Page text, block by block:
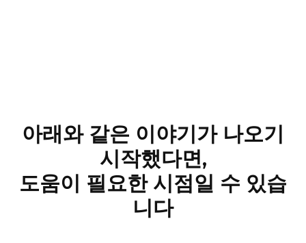
아래와 같은 이야기가 나오기
시작했다면,
도움이 필요한 시점일 수 있습
니다